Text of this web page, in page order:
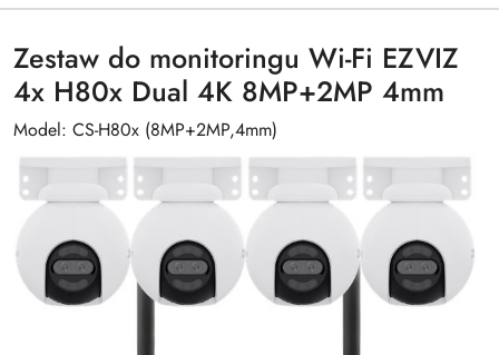
Zestaw do monitoringu Wi-Fi EZVIZ
4x H80x Dual 4K 8MP+2MP 4mm
Model: CS-H80x (8MP+2MP,4mm)